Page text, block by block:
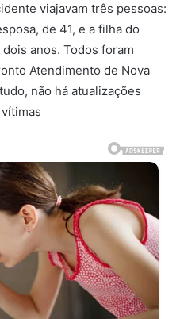
viajavam três pessoas:
de 41, e a filha do
anos. Todos foram
Atendimento de Nova
não há atualizações